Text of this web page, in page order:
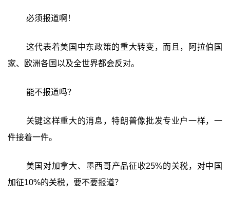
必须报道啊！
这代表着美国中东政策的重大转变，而且，阿拉伯国
家、欧洲各国以及全世界都会反对。
能不报道吗？
关键这样重大的消息，特朗普像批发专业户一样，一
件接着一件。
美国对加拿大、墨西哥产品征收25%的关税，对中国
加征10%的关税，要不要报道？